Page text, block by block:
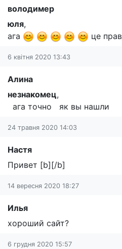
володимер
юля,
ага
це
6 квітня 2020 13:43
Алина
незнакомец,
ага точно як вы нашли
24 травня 2020 14:03
Настя
Привет [b][/b]
14 вересня 2020 18:27
Илья
хороший сайт?
6 грудня 2020 15:57